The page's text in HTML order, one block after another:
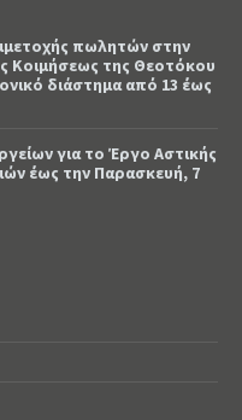
πωλητών στην
Κοιμήσεως της Θεοτόκου
διάστημα από 13 έως
για το Έργο Αστικής
έως την Παρασκευή, 7